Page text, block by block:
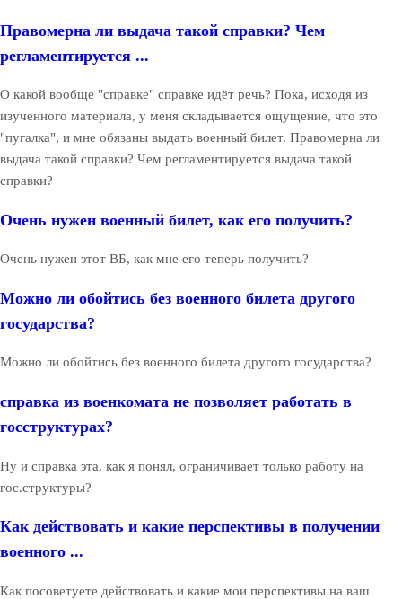
Правомерна ли выдача такой справки? Чем
регламентируется ...
О какой вообще "справке" справке идёт речь? Пока, исходя из
изученного материала, у меня складывается ощущение, что это
"пугалка", и мне обязаны выдать военный билет. Правомерна ли
выдача такой справки? Чем регламентируется выдача такой
справки?
Очень нужен военный билет, как его получить?
Очень нужен этот ВБ, как мне его теперь получить?
Можно ли обойтись без военного билета другого
государства?
Можно ли обойтись без военного билета другого государства?
справка из военкомата не позволяет работать в
госструктурах?
Ну и справка эта, как я понял, ограничивает только работу на
гос.структуры?
Как действовать и какие перспективы в получении
военного ...
Как посоветуете действовать и какие мои перспективы на ваш